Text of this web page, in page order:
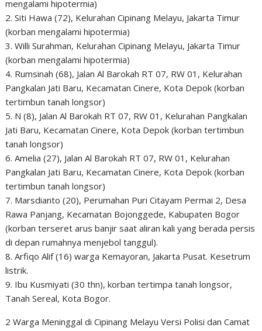
mengalami hipotermia)
2. Siti Hawa (72), Kelurahan Cipinang Melayu, Jakarta Timur
(korban mengalami hipotermia)
3. Willi Surahman, Kelurahan Cipinang Melayu, Jakarta Timur
(korban mengalami hipotermia)
4. Rumsinah (68), Jalan Al Barokah RT 07, RW 01, Kelurahan
Pangkalan Jati Baru, Kecamatan Cinere, Kota Depok (korban
tertimbun tanah longsor)
5. N (8), Jalan Al Barokah RT 07, RW 01, Kelurahan Pangkalan
Jati Baru, Kecamatan Cinere, Kota Depok (korban tertimbun
tanah longsor)
6. Amelia (27), Jalan Al Barokah RT 07, RW 01, Kelurahan
Pangkalan Jati Baru, Kecamatan Cinere, Kota Depok (korban
tertimbun tanah longsor)
7. Marsdianto (20), Perumahan Puri Citayam Permai 2, Desa
Rawa Panjang, Kecamatan Bojonggede, Kabupaten Bogor
(korban terseret arus banjir saat aliran kali yang berada persis
di depan rumahnya menjebol tanggul).
8. Arfiqo Alif (16) warga Kemayoran, Jakarta Pusat. Kesetrum
listrik.
9. Ibu Kusmiyati (30 thn), korban tertimpa tanah longsor,
Tanah Sereal, Kota Bogor.
2 Warga Meninggal di Cipinang Melayu Versi Polisi dan Camat